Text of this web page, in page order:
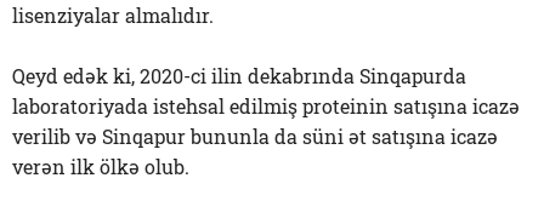
lisenziyalar almalıdır.
Qeyd edək ki, 2020-ci ilin dekabrında Sinqapurda
laboratoriyada istehsal edilmiş proteinin satışına icazə
verilib və Sinqapur bununla da süni ət satışına icazə
verən ilk ölkə olub.